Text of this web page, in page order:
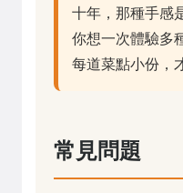
十年，那種手感
你想一次體驗多
每道菜點小份，
常見問題